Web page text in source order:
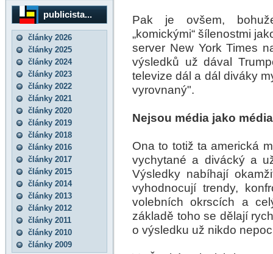
publicista...
články 2026
články 2025
články 2024
články 2023
články 2022
články 2021
články 2020
články 2019
články 2018
články 2016
články 2017
články 2015
články 2014
články 2013
články 2012
články 2011
články 2010
články 2009
Pak je ovšem,
„komickými“ šílenostmi
server New York Times
výsledků už dával
televize dál a dál diváky
vyrovnaný".
Nejsou média jako média
Ona to totiž ta americká
vychytané a divácký a
Výsledky nabíhají
vyhodnocují trendy,
volebních okrscích a
základě toho se dělají
o výsledku už nikdo